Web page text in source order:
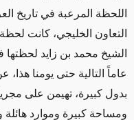
اللحظة المرعبة في تاريخ
التعاون الخليجي، كانت
الشيخ محمد بن زايد
عاماً التالية حتى يومنا
بدول كبيرة، تهيمن على
ومساحة كبيرة وموارد